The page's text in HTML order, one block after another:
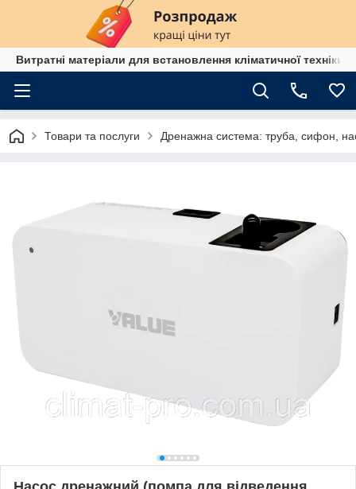
Витратні матеріали для встановлення кліматичної техніки
Товари та послуги Дренажна система: труба, сифон,